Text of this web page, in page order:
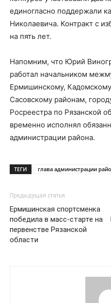
единогласно поддержали
Николаевича. Контракт с
на пять лет.
Напомним, что Юрий
работал начальником
Ермишинскому,
Сасовскому районам,
Росреестра по Рязанской
временно исполнял
администрации района.
ТЕГИ глава администрации
Предыдущая статья
Ермишинская спортсменка
победила в масс-старте на
первенстве Рязанской
области